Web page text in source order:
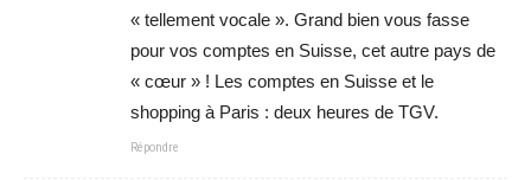
« tellement vocale ». Grand bien vous fasse
pour vos comptes en Suisse, cet autre pays de
« cœur » ! Les comptes en Suisse et le
shopping à Paris : deux heures de TGV.
Répondre